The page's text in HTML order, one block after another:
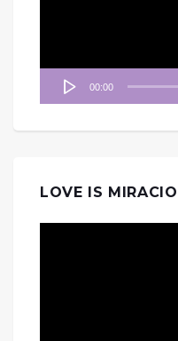
00:00
LOVE IS MIRACIO